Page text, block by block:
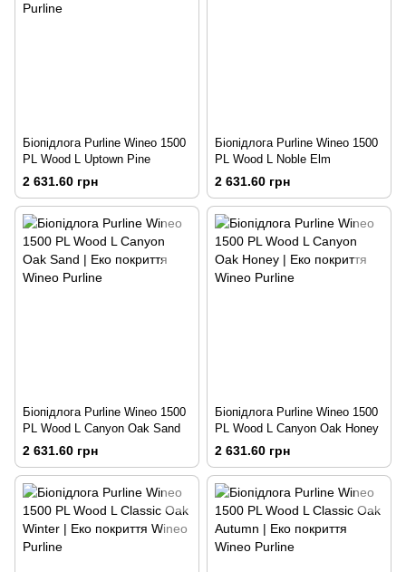
Біопідлога Purline Wineo 1500
PL Wood L Uptown Pine
2 631.60 грн
Біопідлога Purline Wineo 1500
PL Wood L Noble Elm
2 631.60 грн
Біопідлога Purline Wineo 1500
PL Wood L Сanyon Oak Sand
2 631.60 грн
Біопідлога Purline Wineo 1500
PL Wood L Сanyon Oak Honey
2 631.60 грн